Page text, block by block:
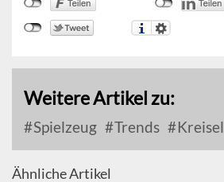
Weitere Artikel zu:
Spielzeug Trends Kreisel
Ähnliche Artikel